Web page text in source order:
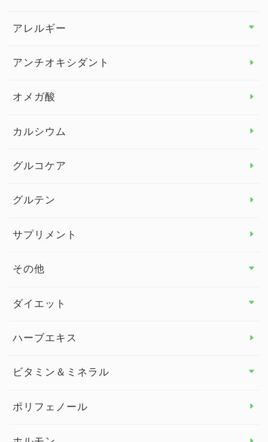
アレルギー
アレルギー トップ
アンチオキシダント
オメガ酸
カルシウム
グルコケア
グルテン
サプリメント
その他
その他 トップ
健康セミナー
ダイエット
ダイエット トップ
ハーブエキス
ビタミン＆ミネラル
ビタミン＆ミネラル トップ
ポリフェノール